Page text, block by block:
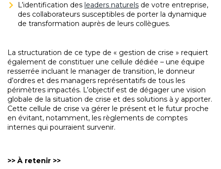
L’identification des leaders naturels de votre entreprise,
des collaborateurs susceptibles de porter la dynamique
de transformation auprès de leurs collègues.
La structuration de ce type de « gestion de crise » requiert
également de constituer une cellule dédiée – une équipe
resserrée incluant le manager de transition, le donneur
d’ordres et des managers représentatifs de tous les
périmètres impactés. L’objectif est de dégager une vision
globale de la situation de crise et des solutions à y apporter.
Cette cellule de crise va gérer le présent et le futur proche
en évitant, notamment, les règlements de comptes
internes qui pourraient survenir.
>> À retenir >>